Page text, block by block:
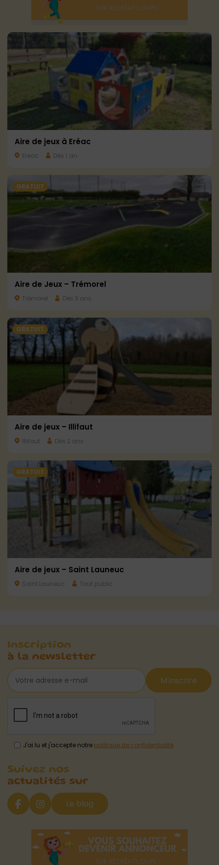
Aire de jeux à Eréac
Ereac Dès 1 an
Aire de Jeux – Trémorel
Trémorel Dès 3 ans
GRATUIT
Aire de jeux – Illifaut
Illifaut Dès 2 ans
GRATUIT
Aire de jeux – Saint Launeuc
Saint Launeuc Tout public
GRATUIT
Inscription
à la newsletter
M'inscrire
J'ai lu et j'accepte notre politique de confidentialité
Suivez nos
actualités sur
Le blog